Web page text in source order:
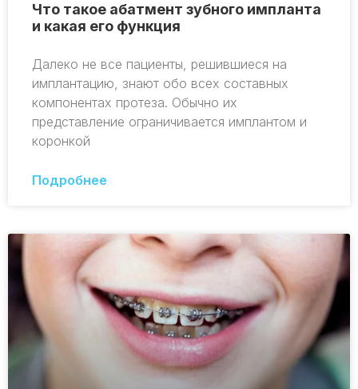
Что такое абатмент зубного импланта
и какая его функция
Далеко не все пациенты, решившиеся на
имплантацию, знают обо всех составных
компонентах протеза. Обычно их
представление ограничивается имплантом и
коронкой
Подробнее